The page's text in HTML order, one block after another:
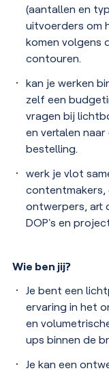
(aantallen en
uitvoerders om
komen volgens
contouren.
kan je werken
zelf een
vragen bij
en vertalen
bestelling.
werk je vlot
ontwerpers, art
DOP's en
Wie ben jij?
Je bent een
ervaring in het
en
ups binnen de
Je kan een